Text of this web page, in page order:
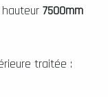
hauteur 7500mm
traitée :